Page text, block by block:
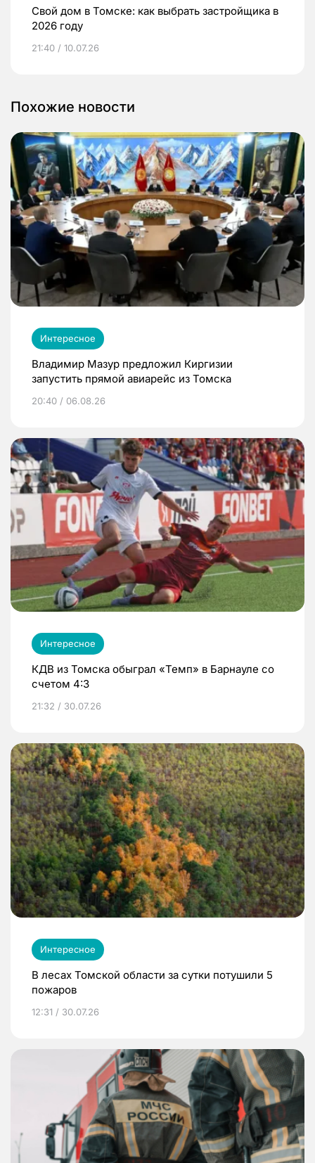
Свой дом в Томске: как выбрать застройщика в
2026 году
21:40 / 10.07.26
Похожие новости
Интересное
Владимир Мазур предложил Киргизии
запустить прямой авиарейс из Томска
20:40 / 06.08.26
Интересное
КДВ из Томска обыграл «Темп» в Барнауле со
счетом 4:3
21:32 / 30.07.26
Интересное
В лесах Томской области за сутки потушили 5
пожаров
12:31 / 30.07.26